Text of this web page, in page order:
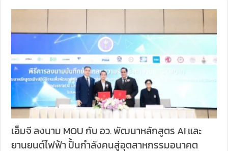
เอ็มจี ลงนาม MOU กับ อว. พัฒนาหลักสูตร AI และ
ยานยนต์ไฟฟ้า ปั้นกำลังคนสู่อุตสาหกรรมอนาคต